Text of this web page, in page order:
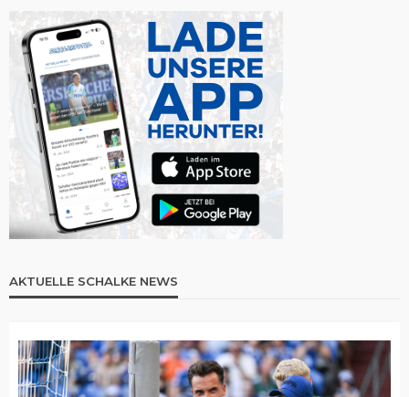
AKTUELLE SCHALKE NEWS